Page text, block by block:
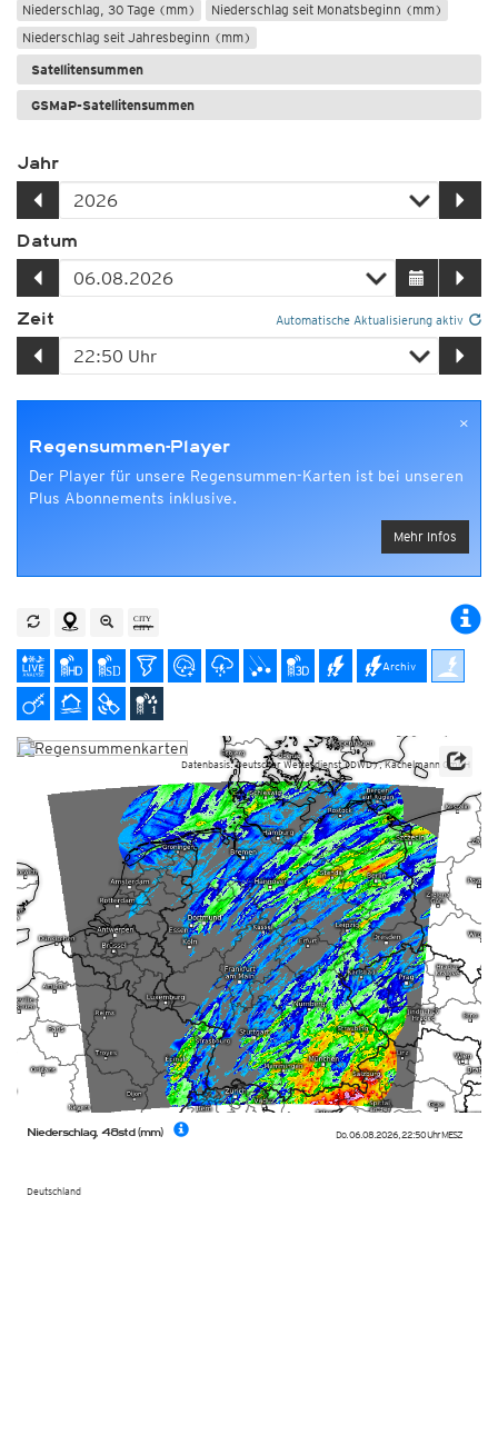
Niederschlag, 30 Tage (mm)
Niederschlag seit Monatsbeginn (mm)
Niederschlag seit Jahresbeginn (mm)
Satellitensummen
GSMaP-Satellitensummen
Jahr
Datum
Zeit Automatische Aktualisierung aktiv
×
Regensummen-Player
Der Player für unsere Regensummen-Karten ist bei unseren
Plus Abonnements inklusive.
Mehr Infos
Archiv
Do. 06.08.2026, 22:50 UhrMESZ
Deutschland
Niederschlag, 48std (mm)
Datenbasis: Deutscher Wetterdienst (DWD), Kachelmann GmbH